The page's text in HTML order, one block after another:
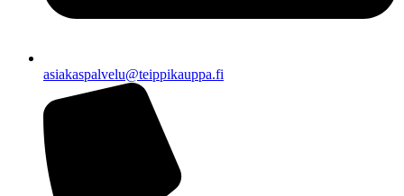
asiakaspalvelu@teippikauppa.fi